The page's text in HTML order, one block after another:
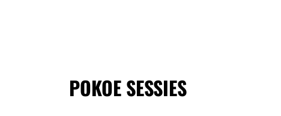
POKOE SESSIES